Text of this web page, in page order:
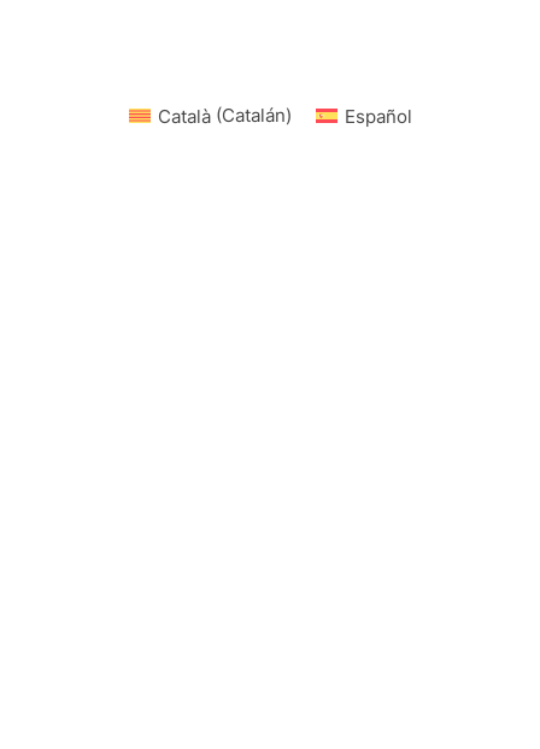
Català(Catalán) Español